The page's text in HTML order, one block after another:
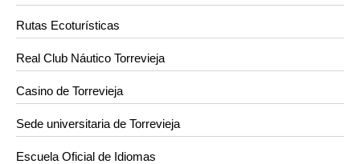
Rutas Ecoturísticas
Real Club Náutico Torrevieja
Casino de Torrevieja
Sede universitaria de Torrevieja
Escuela Oficial de Idiomas